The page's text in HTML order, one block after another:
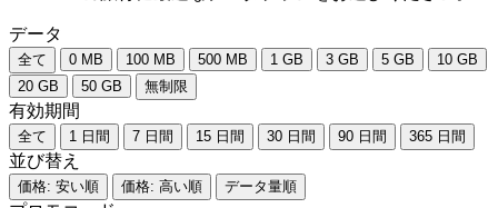
データ
全て 0 MB 100 MB 500 MB 1 GB 3 GB 5 GB
10 GB
20 GB
50 GB 無制限
有効期間
全て 1 日間 7 日間 15 日間 30 日間 90 日間 365 日間
並び替え
価格: 安い順 価格: 高い順 データ量順